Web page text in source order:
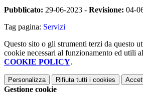
Pubblicato: 29-06-2023 - Revisione: 04-
Tag pagina: Servizi
Questo sito o gli strumenti terzi da questo
cookie necessari al funzionamento ed utili
COOKIE POLICY.
Personalizza Rifiuta tutti i cookies
Gestione cookie